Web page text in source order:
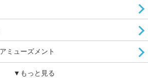
ミューズメント
▼もっと見る